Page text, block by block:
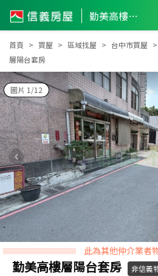
勤美高樓層陽台套房
首頁 買屋 區域找屋 台中市買屋
層陽台套房
圖片 1/12
此為其他仲介業者
勤美高樓層陽台套房 非信義